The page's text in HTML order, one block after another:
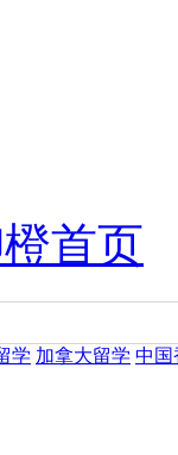
首页
学 加拿大留学 中国